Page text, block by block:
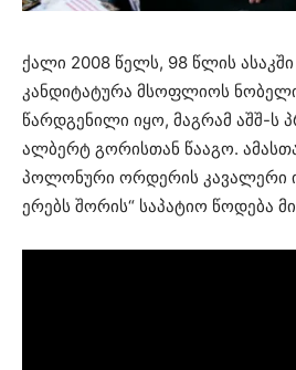
ქალი 2008 წელს, 98 წლის
კანდიტატურა მსოფლიოს
წარდგენილი იყო, მაგრამ აშშ-ს
ალბერტ გორისთან წააგო.
პოლონური ორდერის კავალერი
ერებს შორის“ საპატიო წოდება